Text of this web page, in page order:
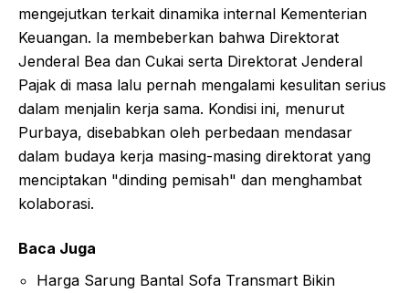
mengejutkan terkait dinamika internal Kementerian
Keuangan. Ia membeberkan bahwa Direktorat
Jenderal Bea dan Cukai serta Direktorat Jenderal
Pajak di masa lalu pernah mengalami kesulitan serius
dalam menjalin kerja sama. Kondisi ini, menurut
Purbaya, disebabkan oleh perbedaan mendasar
dalam budaya kerja masing-masing direktorat yang
menciptakan "dinding pemisah" dan menghambat
kolaborasi.
Baca Juga
Harga Sarung Bantal Sofa Transmart Bikin